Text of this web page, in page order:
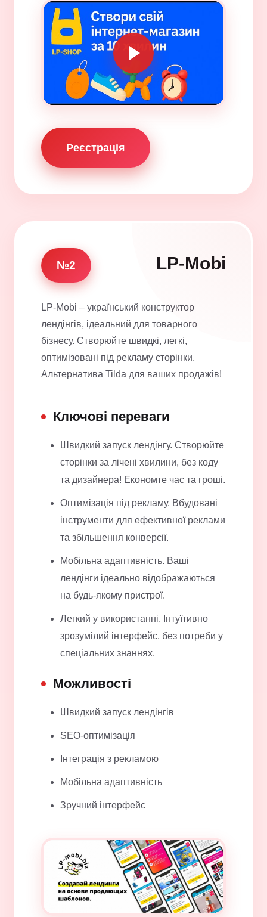
Реєстрація
№2 LP-Mobi
LP-Mobi – український конструктор
лендінгів, ідеальний для товарного
бізнесу. Створюйте швидкі, легкі,
оптимізовані під рекламу сторінки.
Альтернатива Tilda для ваших продажів!
Ключові переваги
Швидкий запуск лендінгу. Створюйте
сторінки за лічені хвилини, без коду
та дизайнера! Економте час та гроші.
Оптимізація під рекламу. Вбудовані
інструменти для ефективної реклами
та збільшення конверсії.
Мобільна адаптивність. Ваші
лендінги ідеально відображаються
на будь-якому пристрої.
Легкий у використанні. Інтуїтивно
зрозумілий інтерфейс, без потреби у
спеціальних знаннях.
Можливості
Швидкий запуск лендінгів
SEO-оптимізація
Інтеграція з рекламою
Мобільна адаптивність
Зручний інтерфейс